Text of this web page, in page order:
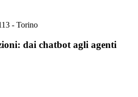
- Torino
dai chatbot agli agenti